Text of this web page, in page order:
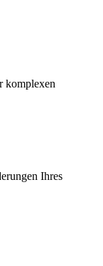
komplexen
Ihres